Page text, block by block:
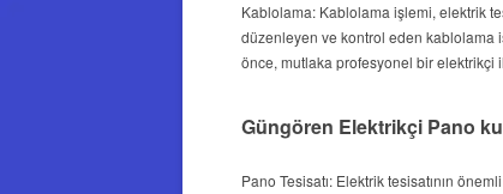
Kablolama: Kablolama işlemi, elektrik
düzenleyen ve kontrol eden kablolama
önce, mutlaka profesyonel bir elektrikçi
Güngören Elektrikçi Pano
Pano Tesisatı: Elektrik tesisatının